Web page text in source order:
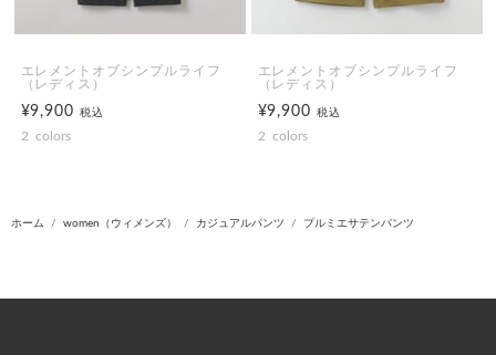
エレメントオブシンプルライフ
（レディス）
¥9,900税込
2 colors
エレメントオブシンプルライフ
（レディス）
¥9,900税込
2 colors
ホーム women（ウィメンズ） カジュアルパンツ プルミエサテンパンツ